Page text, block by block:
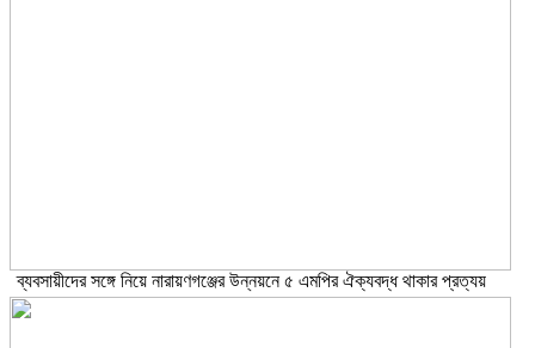
ব্যবসায়ীদের সঙ্গে নিয়ে নারায়ণগঞ্জের উন্নয়নে ৫ এমপির ঐক্যবদ্ধ থাকার প্রত্যয়